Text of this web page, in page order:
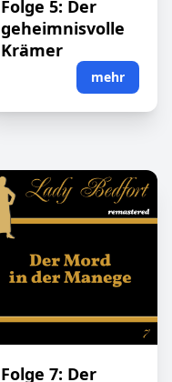
Folge 5: Der
geheimnisvolle
Krämer
mehr
Folge 7: Der